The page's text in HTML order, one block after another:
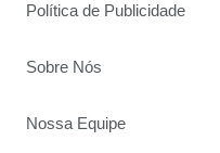
Política de Publicidade
Sobre Nós
Nossa Equipe